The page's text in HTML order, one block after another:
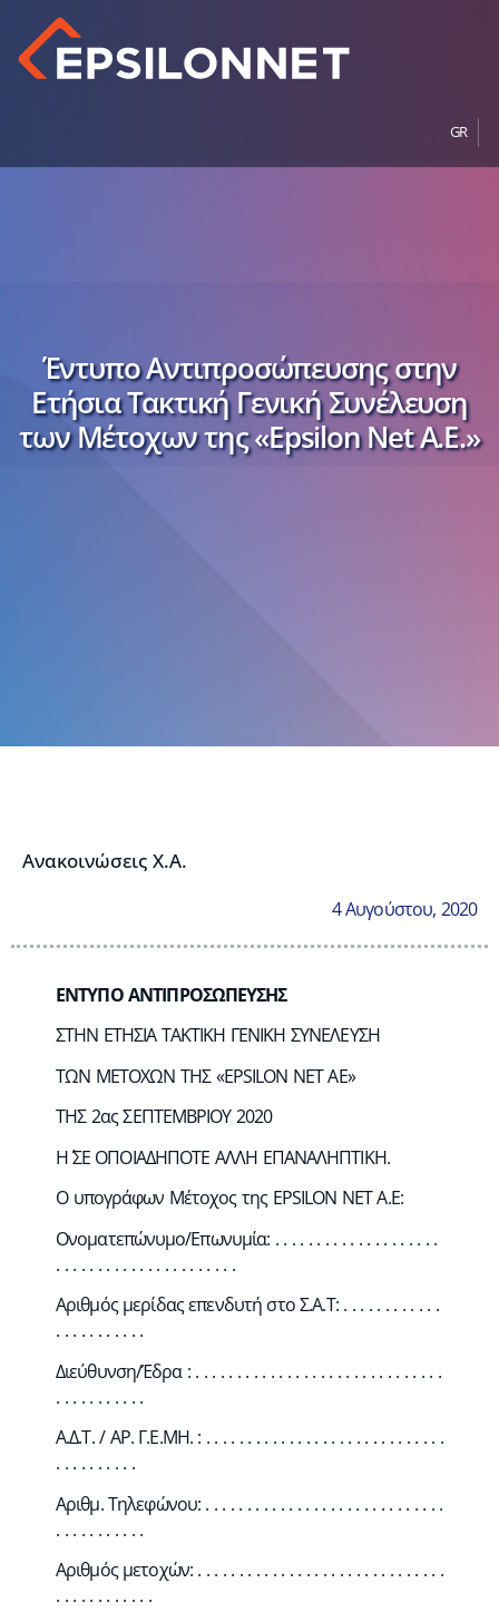
GR
Έντυπο Αντιπροσώπευσης στην
Ετήσια Τακτική Γενική Συνέλευση
των Μέτοχων της «Epsilon Net A.E.»
Ανακοινώσεις Χ.Α.
4 Αυγούστου, 2020
ΕΝΤΥΠΟ ΑΝΤΙΠΡΟΣΩΠΕΥΣΗΣ
ΣΤΗΝ ΕΤΗΣΙΑ ΤΑΚΤΙΚΗ ΓΕΝΙΚΗ ΣΥΝΕΛΕΥΣΗ
ΤΩΝ ΜΕΤΟΧΩΝ ΤΗΣ «EPSILON NET AE»
ΤΗΣ 2ας ΣΕΠΤΕΜΒΡΙΟΥ 2020
Η΄ ΣΕ ΟΠΟΙΑΔΗΠΟΤΕ ΑΛΛΗ ΕΠΑΝΑΛΗΠΤΙΚΗ.
Ο υπογράφων Μέτοχος της EPSILON NET Α.Ε:
Ονοματεπώνυμο/Επωνυμία: . . . . . . . . . . . . . . . . . . . .
. . . . . . . . . . . . . . . . . . . . . .
Αριθμός μερίδας επενδυτή στο Σ.Α.Τ: . . . . . . . . . . . .
. . . . . . . . . . .
Διεύθυνση/Έδρα : . . . . . . . . . . . . . . . . . . . . . . . . . . . . . .
. . . . . . . . . . .
Α.Δ.Τ. / ΑΡ. Γ.Ε.ΜΗ. : . . . . . . . . . . . . . . . . . . . . . . . . . . . . .
. . . . . . . . . .
Αριθμ. Τηλεφώνου: . . . . . . . . . . . . . . . . . . . . . . . . . . . . .
. . . . . . . . . . .
Αριθμός μετοχών: . . . . . . . . . . . . . . . . . . . . . . . . . . . . . .
. . . . . . . . . . . .